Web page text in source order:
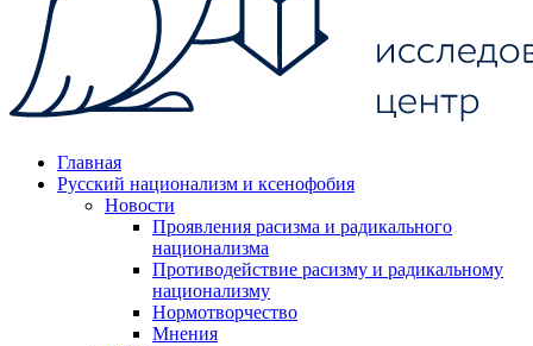
Главная
Русский национализм и ксенофобия
Новости
Проявления расизма и радикального
национализма
Противодействие расизму и радикальному
национализму
Нормотворчество
Мнения